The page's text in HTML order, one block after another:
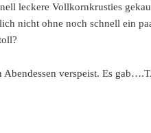
leckere Vollkornkrusties
nicht ohne noch schnell ein
Abendessen verspeist. Es